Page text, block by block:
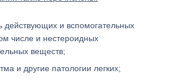
действующих и вспомогательных
числе и нестероидных
веществ;
и другие патологии легких;